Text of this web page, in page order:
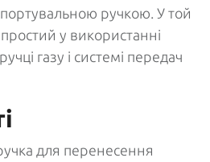
ручкою. У той
у використанні
газу і системі передач
для перенесення